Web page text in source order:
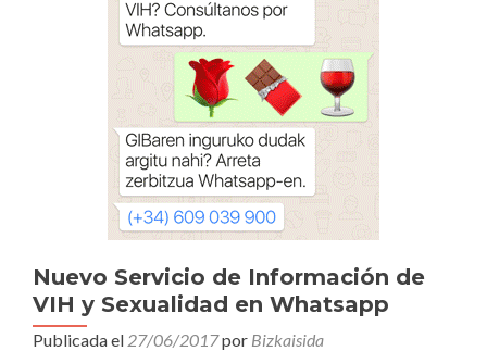
Nuevo Servicio de Información de
VIH y Sexualidad en Whatsapp
Publicada el 27/06/2017por Bizkaisida